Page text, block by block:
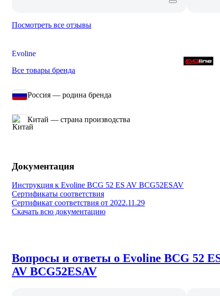
Посмотреть все отзывы
Evoline
Все товары бренда
Россия — родина бренда
Китай — страна производства
Документация
Инструкция к Evoline BCG 52 ES AV BCG52ESAV
Сертификаты соответствия
Сертификат соответствия от 2022.11.29
Скачать всю документацию
Вопросы и ответы о Evoline BCG 52
AV BCG52ESAV